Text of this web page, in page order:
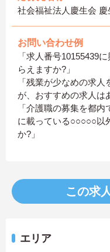
社会福祉法人慶生会
お問い合わせ例
「求人番号10155439
らえますか?」
「残業が少なめの求
が、おすすめの求人は
「介護職の募集を都
に載っている○○○○○以
か?」
この求
エリア